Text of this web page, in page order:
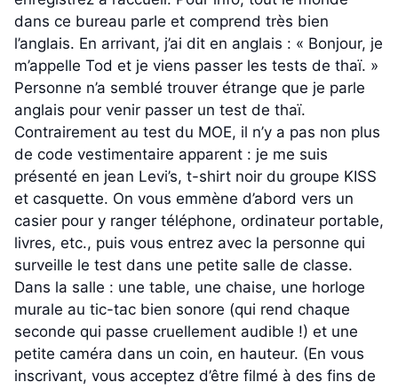
dans ce bureau parle et comprend très bien
l’anglais. En arrivant, j’ai dit en anglais : « Bonjour, je
m’appelle Tod et je viens passer les tests de thaï. »
Personne n’a semblé trouver étrange que je parle
anglais pour venir passer un test de thaï.
Contrairement au test du MOE, il n’y a pas non plus
de code vestimentaire apparent : je me suis
présenté en jean Levi’s, t-shirt noir du groupe KISS
et casquette. On vous emmène d’abord vers un
casier pour y ranger téléphone, ordinateur portable,
livres, etc., puis vous entrez avec la personne qui
surveille le test dans une petite salle de classe.
Dans la salle : une table, une chaise, une horloge
murale au tic-tac bien sonore (qui rend chaque
seconde qui passe cruellement audible !) et une
petite caméra dans un coin, en hauteur. (En vous
inscrivant, vous acceptez d’être filmé à des fins de